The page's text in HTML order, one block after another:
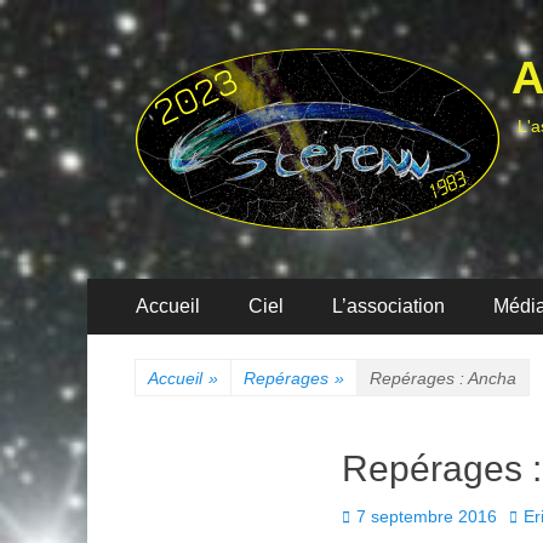
Menu
principal
Accueil Ciel L’association
Accueil » Repérages » Repérages : Ancha
Repérages
Posted
7 septembre 2016